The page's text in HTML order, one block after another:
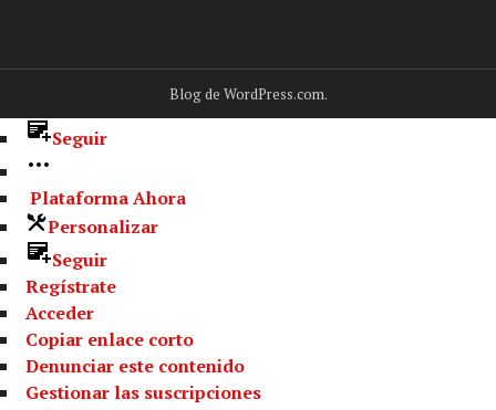
Blog de WordPress.com.
Seguir
Plataforma Ahora
Personalizar
Seguir
Regístrate
Acceder
Copiar enlace corto
Denunciar este contenido
Gestionar las suscripciones